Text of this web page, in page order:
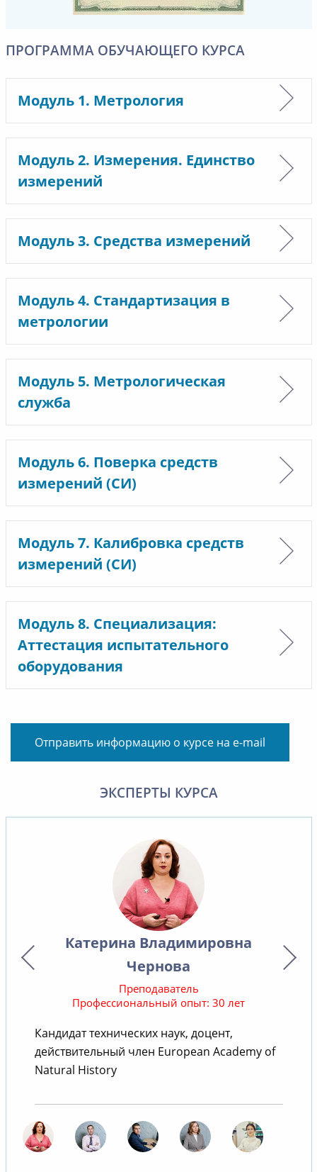
ПРОГРАММА ОБУЧАЮЩЕГО КУРСА
Модуль 1. Метрология
Модуль 2. Измерения. Единство
измерений
Модуль 3. Средства измерений
Модуль 4. Стандартизация в
метрологии
Модуль 5. Метрологическая
служба
Модуль 6. Поверка средств
измерений (СИ)
Модуль 7. Калибровка средств
измерений (СИ)
Модуль 8. Специализация:
Аттестация испытательного
оборудования
Отправить информацию о курсе на e-mail
ЭКСПЕРТЫ КУРСА
Катерина Владимировна
Чернова
Преподаватель
Профессиональный опыт: 30 лет
Кандидат технических наук, доцент,
действительный член European Academy of
Natural History